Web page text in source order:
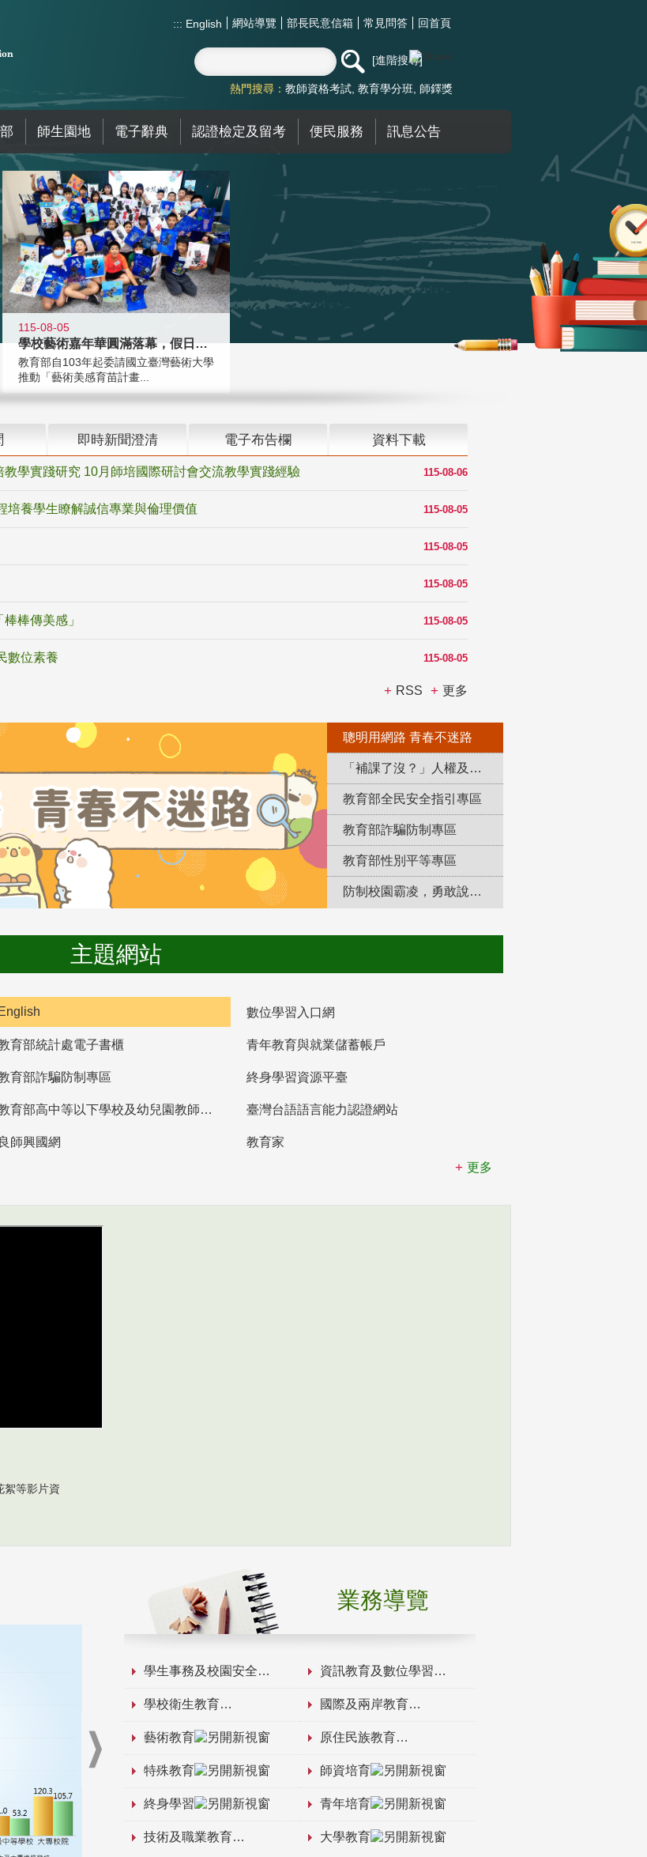
::: English 網站導覽 部長民意信箱 常見問答 回首頁
進階搜尋
熱門搜尋： 教師資格考試 教育學分班 師鐸獎
師生園地 電子辭典 認證檢定及留考 便民服務 訊息公告
115-08-05
學校藝術嘉年華圓滿落幕，假日學校接
教育部自103年起委請國立臺灣藝術大學
推動「藝術美感育苗計畫...
即時新聞澄清 電子布告欄 資料下載
115-08-06
學實踐研究 10月師培國際研討會交流教學實踐經驗
115-08-05
培養學生瞭解誠信專業與倫理價值
115-08-05
115-08-05
115-08-05
棒傳美感」
115-08-05
數位素養
RSS 更多
聰明用網路 青春不迷路
「補課了沒？」人權及轉型正義教育專區
教育部全民安全指引專區
教育部詐騙防制專區
教育部性別平等專區
防制校園霸凌，勇敢說出來！
主題網站
English 數位學習入口網
育部統計處電子書櫃 青年教育與就業儲蓄帳戶
育部詐騙防制專區 終身學習資源平臺
教育部高中等以下學校及幼兒園教師資格檢定考試 臺灣台語語言能力認證網站
良師興國網
教育家
更多
絮等影片資
業務導覽
學生事務及校園安全 資訊教育及數位學習
學校衛生教育 國際及兩岸教育
藝術教育 原住民族教育
特殊教育 師資培育
終身學習 青年培育
技術及職業教育 大學教育